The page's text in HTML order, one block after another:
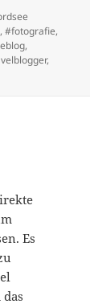
,#fotografie,
,
,
Ording
Es